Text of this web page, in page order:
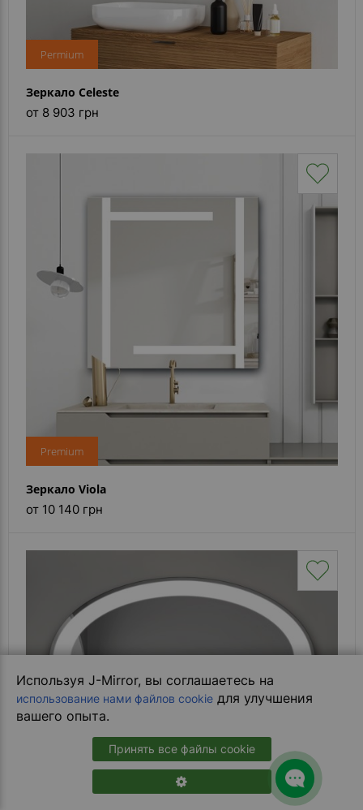
Используя J-Mirror, вы соглашаетесь на
использование нами файлов cookie для улучшения
вашего опыта.
Принять все файлы cookie
Permium
Зеркало Celeste
от 8 903 грн
Premium
Зеркало Viola
от 10 140 грн